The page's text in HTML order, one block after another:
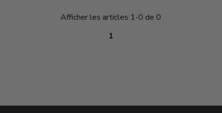
Afficher les articles 1-0 de 0
1